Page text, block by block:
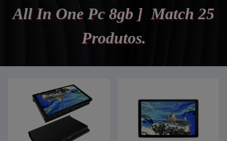
All In One Pc 8gb ] Match 25
Produtos.